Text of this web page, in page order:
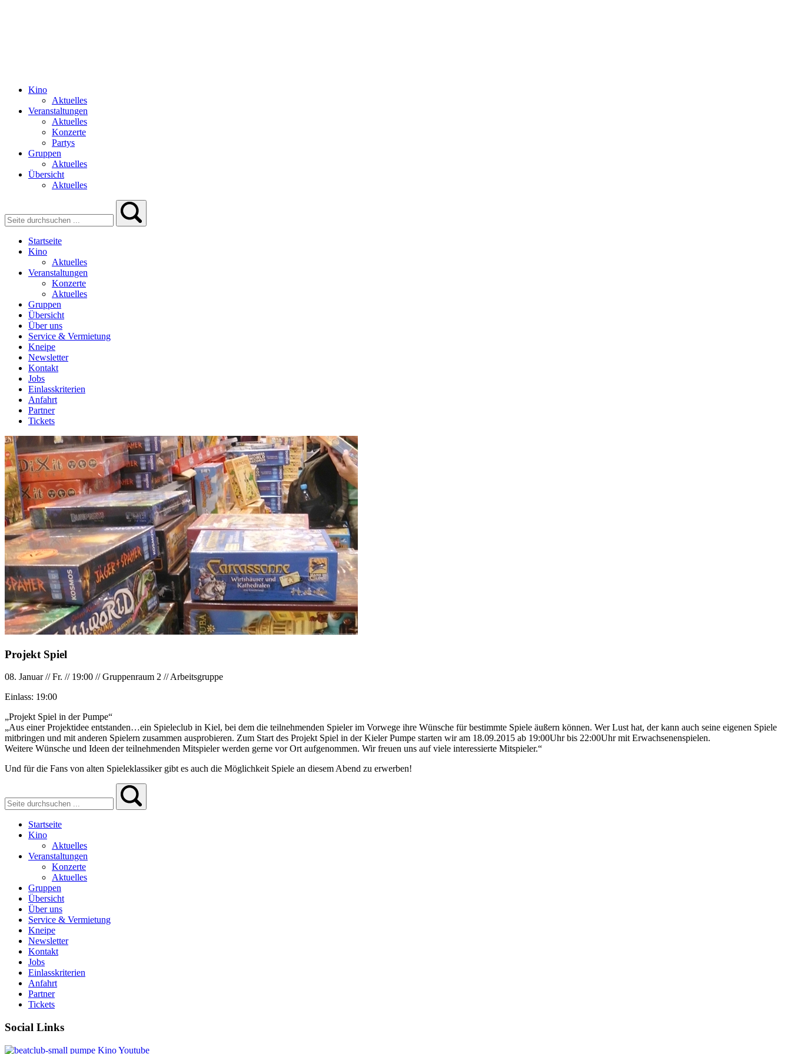
Kino
Aktuelles
Veranstaltungen
Aktuelles
Konzerte
Partys
Gruppen
Aktuelles
Übersicht
Aktuelles
Startseite
Kino
Aktuelles
Veranstaltungen
Konzerte
Aktuelles
Gruppen
Übersicht
Über uns
Service & Vermietung
Kneipe
Newsletter
Kontakt
Jobs
Einlasskriterien
Anfahrt
Partner
Tickets
Projekt Spiel
08. Januar//Fr. // 19:00 //Gruppenraum 2 //Arbeitsgruppe
Einlass: 19:00
„Projekt Spiel in der Pumpe“
„Aus einer Projektidee entstanden…ein Spieleclub in Kiel, bei dem die teilnehmenden Spieler im Vorwege ihre Wünsche für bestimmte Spiele äußern können. Wer Lust hat, der kann auch seine eigenen Spiele
mitbringen und mit anderen Spielern zusammen ausprobieren. Zum Start des Projekt Spiel in der Kieler Pumpe starten wir am 18.09.2015 ab 19:00Uhr bis 22:00Uhr mit Erwachsenenspielen.
Weitere Wünsche und Ideen der teilnehmenden Mitspieler werden gerne vor Ort aufgenommen. Wir freuen uns auf viele interessierte Mitspieler.“
Und für die Fans von alten Spieleklassiker gibt es auch die Möglichkeit Spiele an diesem Abend zu erwerben!
Startseite
Kino
Aktuelles
Veranstaltungen
Konzerte
Aktuelles
Gruppen
Übersicht
Über uns
Service & Vermietung
Kneipe
Newsletter
Kontakt
Jobs
Einlasskriterien
Anfahrt
Partner
Tickets
Social Links
pumpe KinoYoutube